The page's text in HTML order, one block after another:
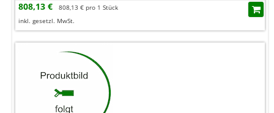
808,13 €
808,13 € pro 1 Stück
inkl. gesetzl. MwSt.